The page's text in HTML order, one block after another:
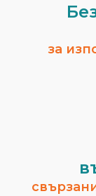
за